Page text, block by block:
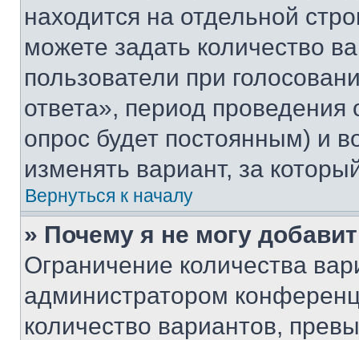
находится на отдельной
можете задать количество
пользователи при
ответа», период проведения
опрос будет постоянным) и
изменять вариант, за
Вернуться к началу
» Почему я не могу
Ограничение количества
администратором
количество вариантов,